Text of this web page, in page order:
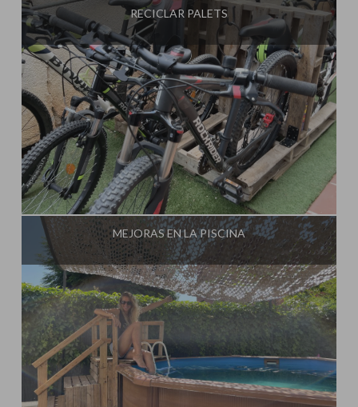
RECICLAR PALETS
Influencer:Steffido
MEJORAS EN LA PISCINA